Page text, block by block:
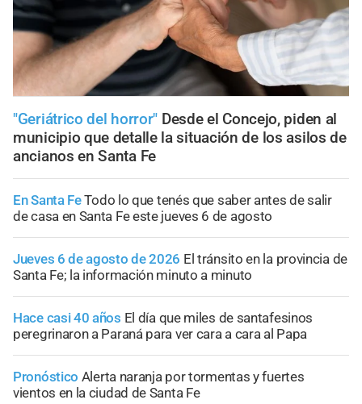
"Geriátrico del horror" Desde el Concejo, piden al
municipio que detalle la situación de los asilos de
ancianos en Santa Fe
En Santa FeTodo lo que tenés que saber antes de salir
de casa en Santa Fe este jueves 6 de agosto
Jueves 6 de agosto de 2026 El tránsito en la provincia de
Santa Fe; la información minuto a minuto
Hace casi 40 años El día que miles de santafesinos
peregrinaron a Paraná para ver cara a cara al Papa
Pronóstico Alerta naranja por tormentas y fuertes
vientos en la ciudad de Santa Fe